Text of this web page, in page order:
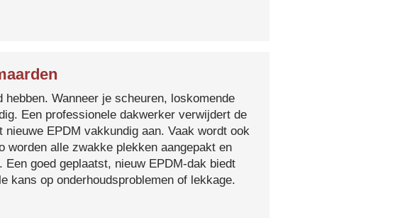
Wanneer je scheuren, loskomende
Een professionele dakwerker verwijdert de
EPDM vakkundig aan. Vaak wordt ook
worden alle zwakke plekken aangepakt en
goed geplaatst, nieuw EPDM-dak biedt
kans op onderhoudsproblemen of lekkage.